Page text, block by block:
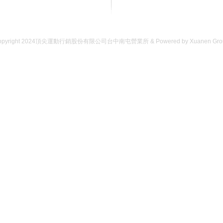
2024頂尖運動行銷股份有限公司台中南屯營業所 & Powered by Xuanen